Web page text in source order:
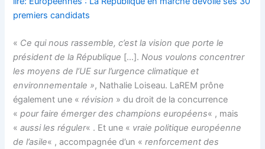
premiers candidats
« Ce qui nous rassemble, c’est la vision que porte le
président de la République […].Nous voulons concentrer
les moyens de l’UE sur l’urgence climatique et
environnementale », Nathalie Loiseau. LaREM prône
également une «révision » du droit de la concurrence
«pour faire émerger des champions européens« , mais
«aussi les réguler« . Et une « vraie politique européenne
de l’asile« , accompagnée d’un «renforcement des